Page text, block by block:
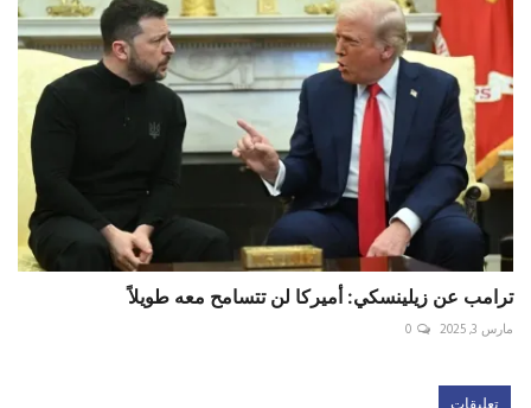
ترامب عن زيلينسكي: أميركا لن تتسامح معه طويلاً
مارس 3, 2025 0